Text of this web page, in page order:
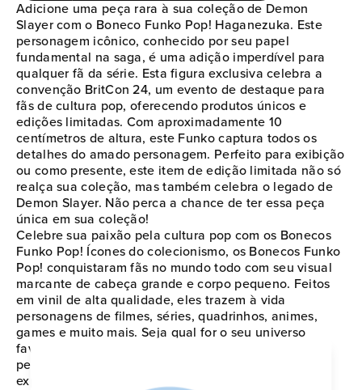
Adicione uma peça rara à sua coleção de Demon
Slayer com o Boneco Funko Pop! Haganezuka. Este
personagem icônico, conhecido por seu papel
fundamental na saga, é uma adição imperdível para
qualquer fã da série. Esta figura exclusiva celebra a
convenção BritCon 24, um evento de destaque para
fãs de cultura pop, oferecendo produtos únicos e
edições limitadas. Com aproximadamente 10
centímetros de altura, este Funko captura todos os
detalhes do amado personagem. Perfeito para exibição
ou como presente, este item de edição limitada não só
realça sua coleção, mas também celebra o legado de
Demon Slayer. Não perca a chance de ter essa peça
única em sua coleção!
Celebre sua paixão pela cultura pop com os Bonecos
Funko Pop! Ícones do colecionismo, os Bonecos Funko
Pop! conquistaram fãs no mundo todo com seu visual
marcante de cabeça grande e corpo pequeno. Feitos
em vinil de alta qualidade, eles trazem à vida
personagens de filmes, séries, quadrinhos, animes,
games e muito mais. Seja qual for o seu universo
favorito, existe um Funko perfeito para expressar sua
personalidade e paixão pela cultura pop. Comece ou
expanda sua coleção agora mesmo!